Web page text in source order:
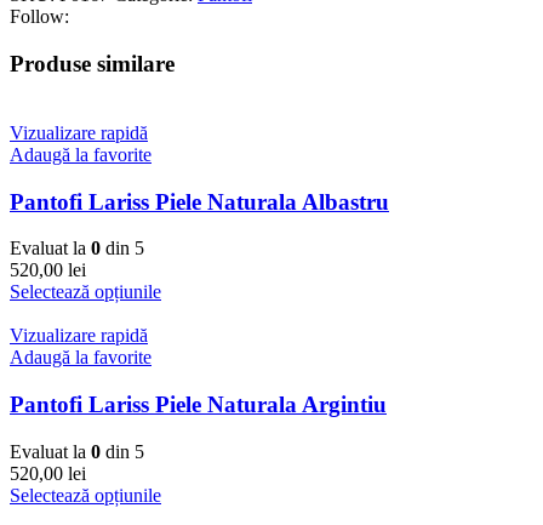
Follow:
Produse similare
Vizualizare rapidă
Adaugă la favorite
Pantofi Lariss Piele Naturala Albastru
Evaluat la 0 din 5
520,00 lei
Selectează opțiunile
Vizualizare rapidă
Adaugă la favorite
Pantofi Lariss Piele Naturala Argintiu
Evaluat la 0 din 5
520,00 lei
Selectează opțiunile